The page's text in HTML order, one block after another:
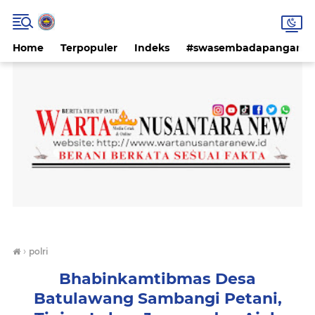
Home Terpopuler Indeks #swasembadapangan
› polri
Bhabinkamtibmas Desa
Batulawang Sambangi Petani,